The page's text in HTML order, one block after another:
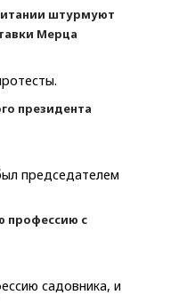
штурмуют
Мерца
президента
председателем
профессию с
садовника, и